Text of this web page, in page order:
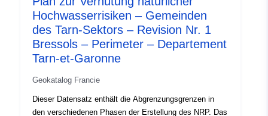
besteht keine akute Gefahr, aber eine langfristige
Exposition kann Risiken für die Gesundheit darstellen.
Daher wurden die Grundstückseigentümer informiert und
darüber informiert, welche vorübergehenden und
dauerhaften Maßnahmen auf den Grundstücken
Standorte als „humane Notfallstandorte“ ausgewiesen
(Stand 2021). Dies sind Orte, die stark verschmutzt sind
und an denen die Bodenkontamination während der
Hochwasserrisiken – Gemeinden
des Tarn-Sektors – Revision Nr. 1
Bressols – Perimeter – Departement
Tarn-et-Garonne
Geokatalog Francie
Dieser Datensatz enthält die Abgrenzungsgrenzen in
den verschiedenen Phasen der Erstellung des NRP. Das